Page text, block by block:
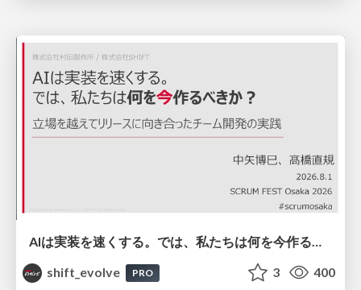
AIは実装を速くする。では、私たちは何を今作るべきか？－立場を越えてリリースに向き合ったチーム開発の実践 / 20260801 Hiromi Nakaya and Naoki Takahashi
shift_evolve
PRO 3 400